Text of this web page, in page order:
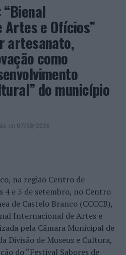
e Ofícios”
artesanato,
como
do município
on 07/08/2026
na região Centro de
4 e 5 de setembro, no Centro
de Castelo Branco (CCCCB),
Internacional de Artes e
pela Câmara Municipal de
Divisão de Museus e Cultura,
do “Festival Sabores de